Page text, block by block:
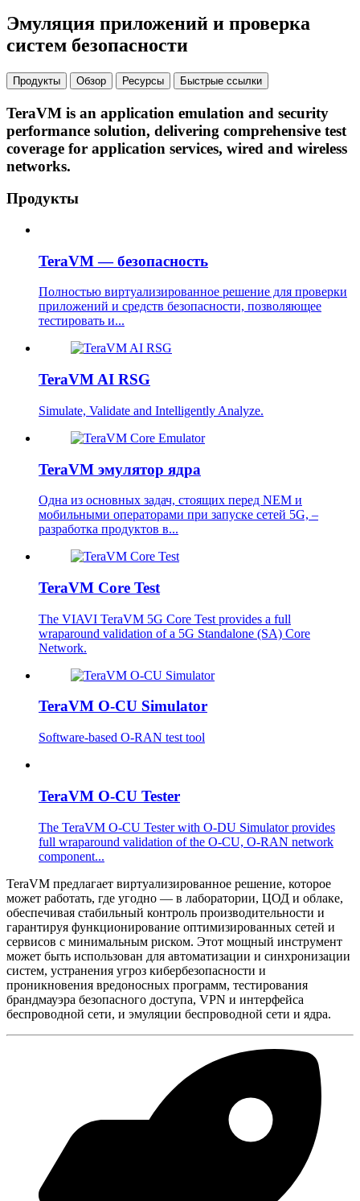
Эмуляция приложений и проверка
систем безопасности
Продукты Обзор Ресурсы Быстрые ссылки
TeraVM is an application emulation and security
performance solution, delivering comprehensive test
coverage for application services, wired and wireless
networks.
Продукты
TeraVM — безопасность
Полностью виртуализированное решение для проверки
приложений и средств безопасности, позволяющее
тестировать и...
TeraVM AI RSG
Simulate, Validate and Intelligently Analyze.
TeraVM эмулятор ядра
Одна из основных задач, стоящих перед NEM и
мобильными операторами при запуске сетей 5G, –
разработка продуктов в...
TeraVM Core Test
The VIAVI TeraVM 5G Core Test provides a full
wraparound validation of a 5G Standalone (SA) Core
Network.
TeraVM O-CU Simulator
Software-based O-RAN test tool
TeraVM O-CU Tester
The TeraVM O-CU Tester with O-DU Simulator provides
full wraparound validation of the O-CU, O-RAN network
component...
TeraVM предлагает виртуализированное решение, которое
может работать, где угодно — в лаборатории, ЦОД и облаке,
обеспечивая стабильный контроль производительности и
гарантируя функционирование оптимизированных сетей и
сервисов с минимальным риском. Этот мощный инструмент
может быть использован для автоматизации и синхронизации
систем, устранения угроз кибербезопасности и
проникновения вредоносных программ, тестирования
брандмауэра безопасного доступа, VPN и интерфейса
беспроводной сети, и эмуляции беспроводной сети и ядра.